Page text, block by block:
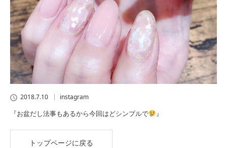
2018.7.10 instagram
『お盆だし法事もあるから今回はどシンプルで 』
トップページに戻る